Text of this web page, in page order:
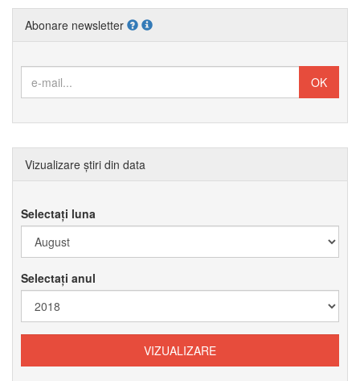
Abonare newsletter
Vizualizare știri din data
Selectați luna
Selectați anul